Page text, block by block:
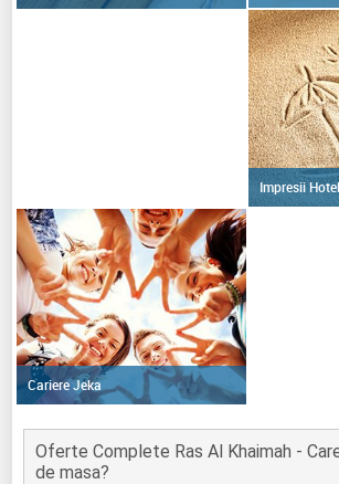
Impresii
Cariere Jeka
Oferte Complete Ras Al Khaimah -
de masa?